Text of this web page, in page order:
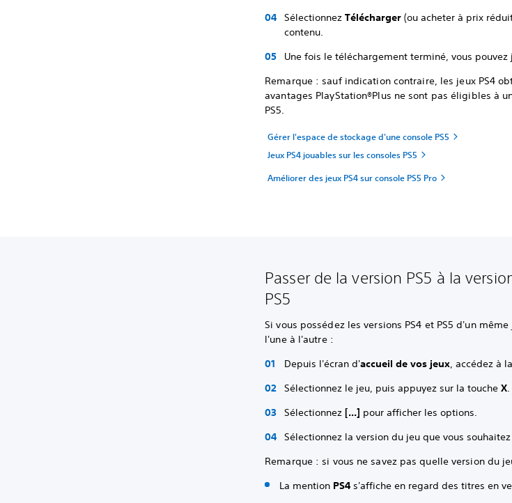
SélectionnezTélécharger(ou acheter à prix
contenu.
Une fois le téléchargement terminé, vous pouvez
Remarque : sauf indication contraire, les jeux PS4
avantages PlayStation®Plus ne sont pas éligibles à
PS5.
Gérer l'espace de stockage d'une console PS5
Jeux PS4 jouables sur les consoles PS5
Améliorer des jeux PS4 sur console PS5 Pro
Passer de la version PS5 à la
PS5
Si vous possédez les versions PS4 et PS5 d'un
l'une à l'autre :
Depuis l'écran d'accueil de vos jeux, accédez à la
Sélectionnez le jeu, puis appuyez sur la toucheX.
Sélectionnez[...] pour afficher les options.
Sélectionnez la version du jeu que vous
Remarque : si vous ne savez pas quelle version du
La mention PS4 s'affiche en regard des titres en